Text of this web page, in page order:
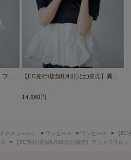
フ… 【EC先行/店舗8月8日(土)発売】異…
14,960円
クチュール） > ワンピース > ワンピース >
【
> 【EC先行/店舗8月8日(土)発売】アシメフリル